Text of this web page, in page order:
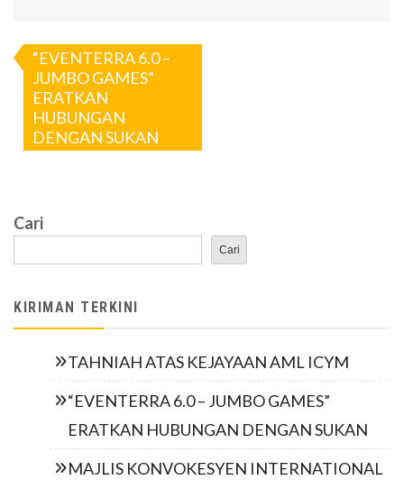
Navigasi
kiriman
“EVENTERRA 6.0 –
JUMBO GAMES”
ERATKAN
HUBUNGAN
DENGAN SUKAN
Cari
Cari
KIRIMAN TERKINI
TAHNIAH ATAS KEJAYAAN AML ICYM
“EVENTERRA 6.0 – JUMBO GAMES”
ERATKAN HUBUNGAN DENGAN SUKAN
MAJLIS KONVOKESYEN INTERNATIONAL